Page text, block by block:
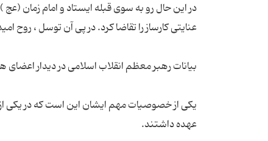
در این حال رو به سوى قبله ایستاد و امام زمان
یکی از خصوصیات مهم ایشان این است که در یکی